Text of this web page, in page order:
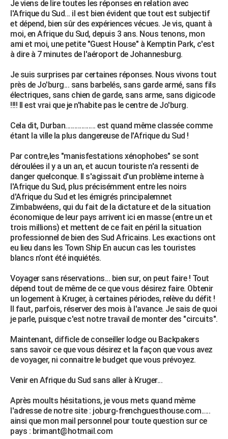
Je viens de lire toutes les réponses en relation avec
l'Afrique du Sud... il est bien évident que tout est subjectif
et dépend, bien sûr des expériences vécues. Je vis, quant à
moi, en Afrique du Sud, depuis 3 ans. Nous tenons, mon
ami et moi, une petite "Guest House" à Kemptin Park, c'est
à dire à 7 minutes de l'aéroport de Johannesburg.
Je suis surprises par certaines réponses. Nous vivons tout
près de Jo'burg... sans barbelés, sans garde armé, sans fils
électriques, sans chien de garde, sans arme, sans digicode
!!!! Il est vrai que je n'habite pas le centre de Jo'burg.
Cela dit, Durban................. est quand même classée comme
étant la ville la plus dangereuse de l'Afrique du Sud !
Par contre,les "manisfestations xénophobes" se sont
déroulées il y a un an, et aucun touriste n'a ressenti de
danger quelconque. Il s'agissait d'un problème interne à
l'Afrique du Sud, plus précisémment entre les noirs
d'Afrique du Sud et les émigrés principalemnet
Zimbabwéens, qui du fait de la dictature et de la situation
économique de leur pays arrivent ici en masse (entre un et
trois millions) et mettent de ce fait en péril la situation
professionnel de bien des Sud Africains. Les exactions ont
eu lieu dans les Town Ship En aucun cas les touristes
blancs n'ont été inquiétés.
Voyager sans réservations... bien sur, on peut faire ! Tout
dépend tout de même de ce que vous désirez faire. Obtenir
un logement à Kruger, à certaines périodes, relève du défit !
Il faut, parfois, réserver des mois à l'avance. Je sais de quoi
je parle, puisque c'est notre travail de monter des "circuits".
Maintenant, difficle de conseiller lodge ou Backpakers
sans savoir ce que vous désirez et la façon que vous avez
de voyager, ni connaitre le budget que vous prévoyez.
Venir en Afrique du Sud sans aller à Kruger...
Après moults hésitations, je vous mets quand même
l'adresse de notre site : joburg-frenchguesthouse.com.....
ainsi que mon mail personnel pour toute question sur ce
pays : brimant@hotmail.com